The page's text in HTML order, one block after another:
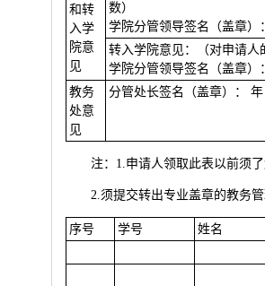
和转
入学
院意
见
数）
学院分管领导签名（盖章）
转入学院意见：（对申请
学院分管领导签名（盖章）
教务
处意
见
分管处长签名（盖章）：
注：1.申请人领取此表以前须
2.须提交转出专业盖章的教务
序号 学号 姓名